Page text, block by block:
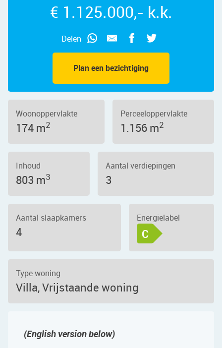
Plan een bezichtiging
Delen
€ 1.125.000,- k.k.
Woonoppervlakte
174 m2
Perceeloppervlakte
1.156 m2
Inhoud
803 m3
Aantal verdiepingen
3
Aantal slaapkamers
4
Energielabel
C
Type woning
Villa, Vrijstaande woning
(English version below)